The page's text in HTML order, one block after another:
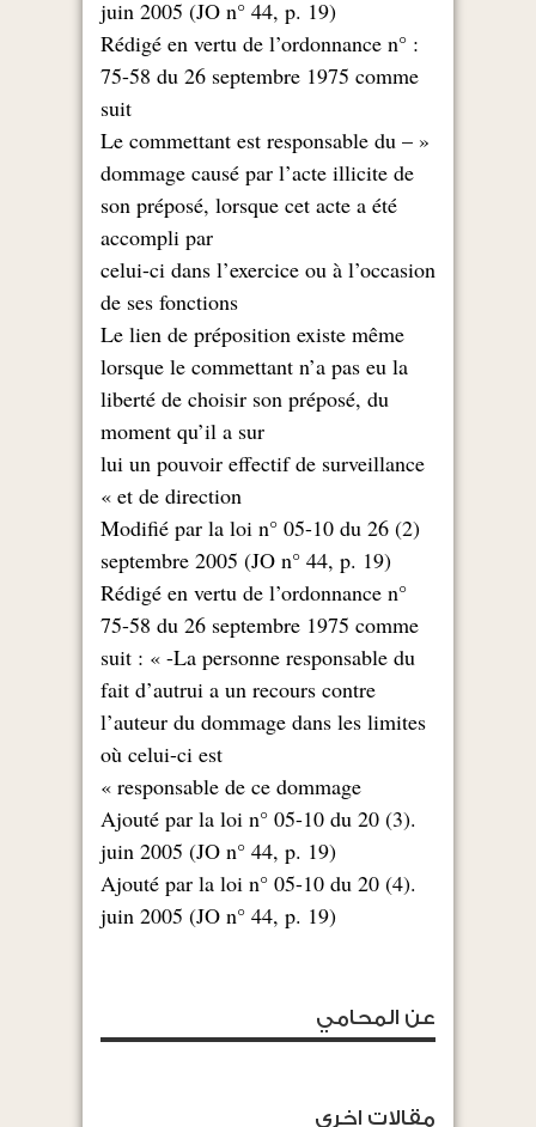
juin 2005 (JO n° 44, p. 19)
: Rédigé en vertu de l’ordonnance n°
75-58 du 26 septembre 1975 comme
suit
« – Le commettant est responsable du
dommage causé par l’acte illicite de
son préposé, lorsque cet acte a été
accompli par
celui-ci dans l’exercice ou à l’occasion
de ses fonctions
Le lien de préposition existe même
lorsque le commettant n’a pas eu la
liberté de choisir son préposé, du
moment qu’il a sur
lui un pouvoir effectif de surveillance
et de direction »
(2) Modifié par la loi n° 05-10 du 26
septembre 2005 (JO n° 44, p. 19)
Rédigé en vertu de l’ordonnance n°
75-58 du 26 septembre 1975 comme
suit : « -La personne responsable du
fait d’autrui a un recours contre
l’auteur du dommage dans les limites
où celui-ci est
responsable de ce dommage »
.(3) Ajouté par la loi n° 05-10 du 20
juin 2005 (JO n° 44, p. 19)
.(4) Ajouté par la loi n° 05-10 du 20
juin 2005 (JO n° 44, p. 19)
عن المحامي
مقالات اخرى